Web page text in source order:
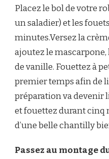
Placez le bol de votre
un saladier) et les
minutes.Versez la
ajoutez le mascarpone,
de vanille. Fouettez à
premier temps afin de
préparation va devenir
et fouettez durant cinq
d’une belle chantilly
Passez au montage